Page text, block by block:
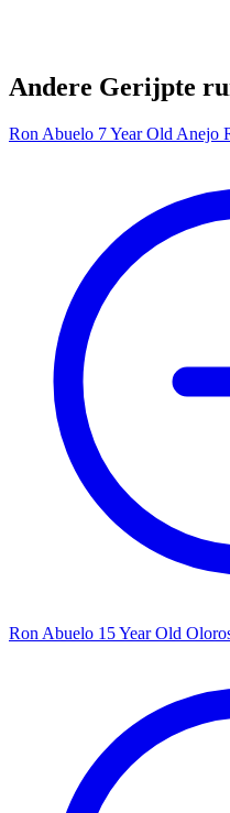
Andere Gerijpte
Ron Abuelo 7 Year Old Anejo
Ron Abuelo 15 Year Old